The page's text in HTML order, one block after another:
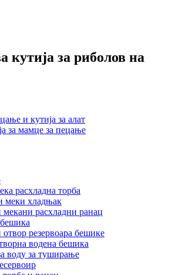
кутија за риболов на
и кутија за алат
за мамце за пецање
расхладна торба
меки хладњак
расхладни ранац
резервоара бешике
водена бешика
воду за туширање